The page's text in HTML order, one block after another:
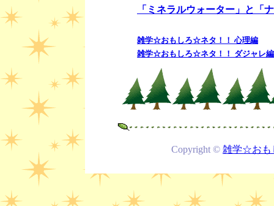
「ミネラルウォーター」と「
雑学☆おもしろ☆ネタ！！ 心理編
雑学☆おもしろ☆ネタ！！ ダジャレ
Copyright © 雑学☆おも